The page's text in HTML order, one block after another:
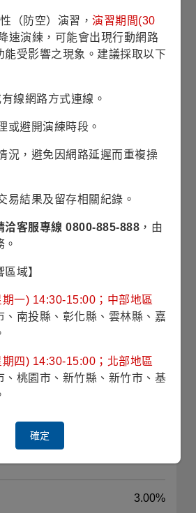
銷售機構查詢
理投資人之新增申購，原定期
2013/10/21
RR3(穩健型)
3.89% (理柏三年期原幣別)
-
3.00%
（防空）演習，演習期間(30
速演練，可能會出現行動網路
能受影響之現象。建議採取以下
線網路方式連線。
或避開演練時段。
況，避免因網路延遲而重複操
易結果及留存相關紀錄。
洽客服專線 0800-885-888 ，由
區域】
一) 14:30-15:00；中部地區
、南投縣、彰化縣、雲林縣、嘉
四) 14:30-15:00；北部地區
、桃園市、新竹縣、新竹市、基
確定